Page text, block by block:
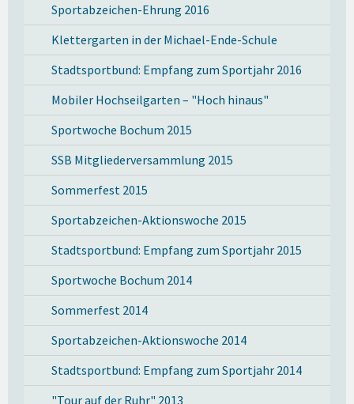
Sportabzeichen-Ehrung 2016
Klettergarten in der Michael-Ende-Schule
Stadtsportbund: Empfang zum Sportjahr 2016
Mobiler Hochseilgarten – "Hoch hinaus"
Sportwoche Bochum 2015
SSB Mitgliederversammlung 2015
Sommerfest 2015
Sportabzeichen-Aktionswoche 2015
Stadtsportbund: Empfang zum Sportjahr 2015
Sportwoche Bochum 2014
Sommerfest 2014
Sportabzeichen-Aktionswoche 2014
Stadtsportbund: Empfang zum Sportjahr 2014
"Tour auf der Ruhr" 2013